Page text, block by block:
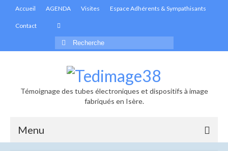
Accueil AGENDA Visites Espace Adhérents & Sympathisants
Contact
Rechercher
:
Témoignage des tubes électroniques et dispositifs à image
fabriqués en Isère.
Menu